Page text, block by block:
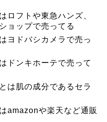
ロフトや東急ハンズ、
ョップで売ってる
ヨドバシカメラで売っ
ドンキホーテで売って
は肌の成分であるセラ
amazonや楽天など通販